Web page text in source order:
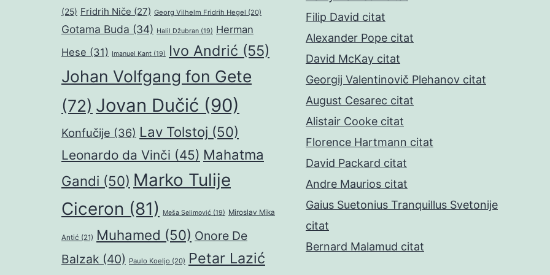
(25) Fridrih Niče (27) Georg Vilhelm Fridrih Hegel (20)
Gotama Buda (34) Halil Džubran (19) Herman
Hese (31) Imanuel Kant (19) Ivo Andrić (55)
Johan Volfgang fon Gete
(72) Jovan Dučić (90)
Konfučije (36) Lav Tolstoj (50)
Leonardo da Vinči (45) Mahatma
Gandi (50) Marko Tulije
Ciceron (81) Meša Selimović (19) Miroslav Mika
Antić (21) Muhamed (50) Onore De
Balzak (40) Paulo Koeljo (20) Petar Lazić
Filip David citat
Alexander Pope citat
David McKay citat
Georgij Valentinovič Plehanov citat
August Cesarec citat
Alistair Cooke citat
Florence Hartmann citat
David Packard citat
Andre Maurios citat
Gaius Suetonius Tranquillus Svetonije
citat
Bernard Malamud citat